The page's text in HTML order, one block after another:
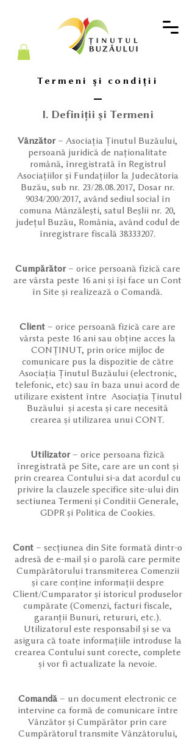
Termeni și condiții
I. Definiții și Termeni
Vânzător– Asociația Ținutul Buzăului,
persoană juridică de naționalitate
română, înregistrată în Registrul
Asociațiilor și Fundațiilor la Judecătoria
Buzău, sub nr. 23/28.08.2017, Dosar nr.
9034/200/2017, având sediul social în
comuna Mânzălești, satul Beșlii nr. 20,
județul Buzău, România, având codul de
înregistrare fiscală 38333207.
Cumpărător – orice persoană fizică care
are vârsta peste 16 ani și își face un Cont
în Site și realizează o Comandă.
Client – orice persoană fizică care are
vârsta peste 16 ani sau obține acces la
CONȚINUT, prin orice mijloc de
comunicare pus la dispozitie de către
Asociația Ținutul Buzăului (electronic,
telefonic, etc) sau în baza unui acord de
utilizare existent între Asociația Ținutul
Buzăului și acesta și care necesită
crearea și utilizarea unui CONT.
Utilizator– orice persoana fizică
înregistrată pe Site, care are un cont și
prin crearea Contului si-a dat acordul cu
privire la clauzele specifice site-ului din
sectiunea Termeni și Conditii Generale,
GDPR și Politica de Cookies.
Cont – secțiunea din Site formată dintr-o
adresă de e-mail și o parolă care permite
Cumpărătorului transmiterea Comenzii
și care conține informații despre
Client/Cumparator și istoricul produselor
cumpărate (Comenzi, facturi fiscale,
garanții Bunuri, retururi, etc.).
Utilizatorul este responsabil și se va
asigura că toate informațiile introduse la
crearea Contului sunt corecte, complete
și vor fi actualizate la nevoie.
Comandă – un document electronic ce
intervine ca formă de comunicare între
Vânzător și Cumpărător prin care
Cumpărătorul transmite Vânzătorului,